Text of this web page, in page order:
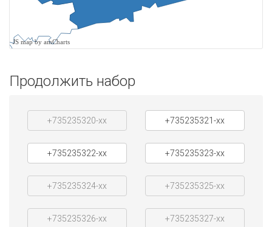
JS map by amCharts
Продолжить набор
+735235320-xx +735235321-xx
+735235322-xx +735235323-xx
+735235324-xx +735235325-xx
+735235326-xx +735235327-xx